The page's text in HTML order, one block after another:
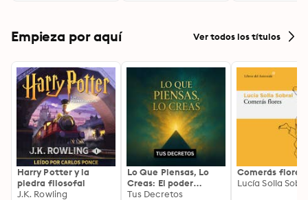
Empieza por aquí Ver todos los títulos
Harry Potter y la
piedra filosofal
J.K. Rowling
Lo Que Piensas, Lo
Creas: El poder
invisible de tus
Tus Decretos
Comerás flores
Lucía Solla